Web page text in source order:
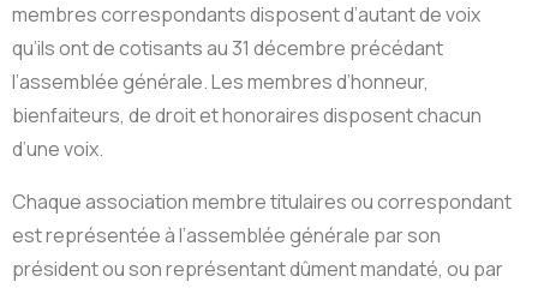
membres correspondants disposent d’autant de voix
qu’ils ont de cotisants au 31 décembre précédant
l’assemblée générale. Les membres d’honneur,
bienfaiteurs, de droit et honoraires disposent chacun
d’une voix.
Chaque association membre titulaires ou correspondant
est représentée à l’assemblée générale par son
président ou son représentant dûment mandaté, ou par